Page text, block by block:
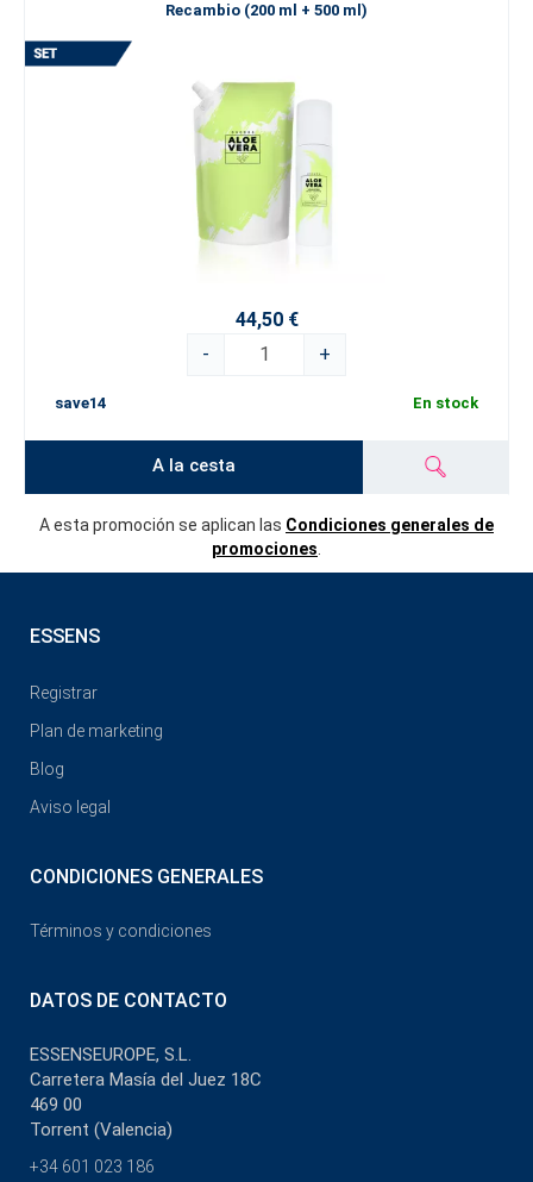
Recambio (200 ml + 500 ml)
44,50 €
-
+
save14 En stock
A la cesta
A esta promoción se aplican las Condiciones generales de
promociones
ESSENS
Registrar
Plan de marketing
Blog
Aviso legal
CONDICIONES GENERALES
Términos y condiciones
DATOS DE CONTACTO
ESSENSEUROPE, S.L.
Carretera Masía del Juez 18C
469 00
Torrent (Valencia)
+34 601 023 186